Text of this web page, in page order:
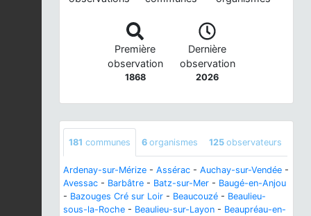
Première
observation
1868
Dernière
observation
2026
181 communes 6 organismes 125 observateurs
Ardenay-sur-Mérize - Assérac - Auchay-sur-Vendée -
Avessac - Barbâtre - Batz-sur-Mer - Baugé-en-Anjou
- Bazouges Cré sur Loir - Beaucouzé - Beaulieu-
sous-la-Roche - Beaulieu-sur-Layon - Beaupréau-en-